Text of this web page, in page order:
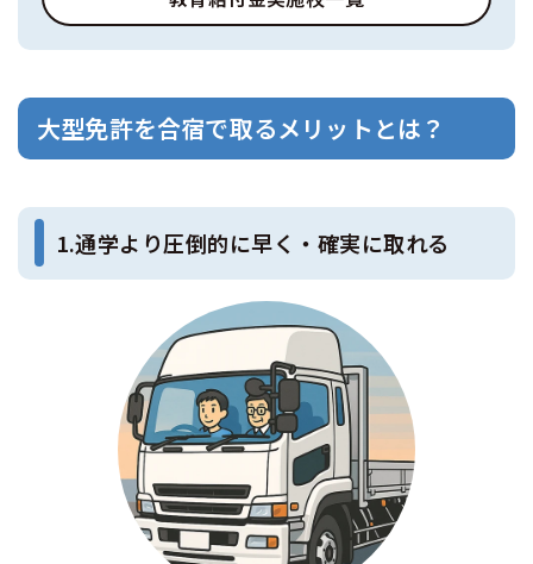
大型免許を合宿で取るメリットとは？
1.通学より圧倒的に早く・確実に取れる